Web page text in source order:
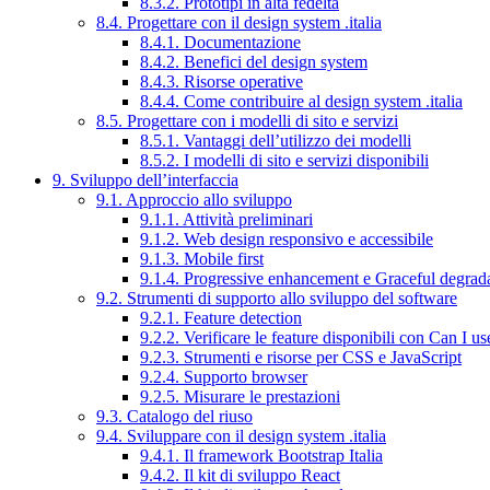
8.4. Progettare con il design system .italia
8.4.1. Documentazione
8.4.2. Benefici del design system
8.4.3. Risorse operative
8.4.4. Come contribuire al design system .italia
8.5. Progettare con i modelli di sito e servizi
8.5.1. Vantaggi dell’utilizzo dei modelli
8.5.2. I modelli di sito e servizi disponibili
9. Sviluppo dell’interfaccia
9.1. Approccio allo sviluppo
9.1.1. Attività preliminari
9.1.2. Web design responsivo e accessibile
9.1.3. Mobile first
9.1.4. Progressive enhancement e Graceful
9.2. Strumenti di supporto allo sviluppo del software
9.2.1. Feature detection
9.2.2. Verificare le feature disponibili con Can I
9.2.3. Strumenti e risorse per CSS e JavaScript
9.2.4. Supporto browser
9.2.5. Misurare le prestazioni
9.3. Catalogo del riuso
9.4. Sviluppare con il design system .italia
9.4.1. Il framework Bootstrap Italia
9.4.2. Il kit di sviluppo React